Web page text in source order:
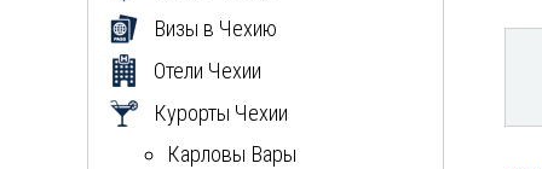
Визы в Чехию
Отели Чехии
Курорты Чехии
Карловы Вары